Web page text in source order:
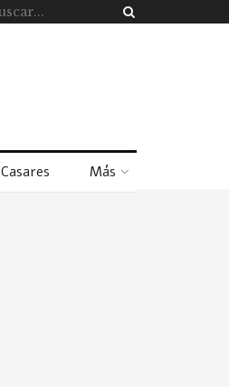
Casares Más